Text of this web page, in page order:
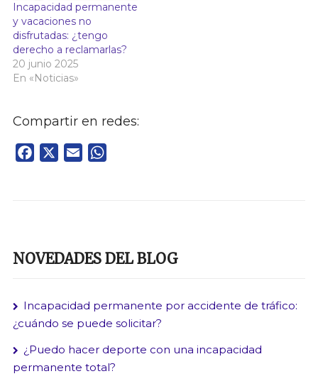
Incapacidad permanente
y vacaciones no
disfrutadas: ¿tengo
derecho a reclamarlas?
20 junio 2025
En «Noticias»
Compartir en redes:
Facebook Email
NOVEDADES DEL BLOG
Incapacidad permanente por accidente de tráfico:
¿cuándo se puede solicitar?
¿Puedo hacer deporte con una incapacidad
permanente total?